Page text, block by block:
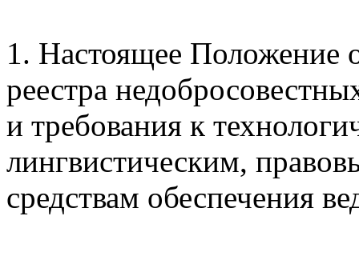
1. Настоящее Положение
реестра
и требования к
лингвистическим,
средствам обеспечения